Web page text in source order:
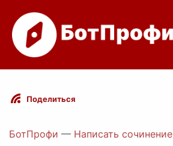
Режимы бота
Цены
Поделиться
БотПрофи — Написать сочинение